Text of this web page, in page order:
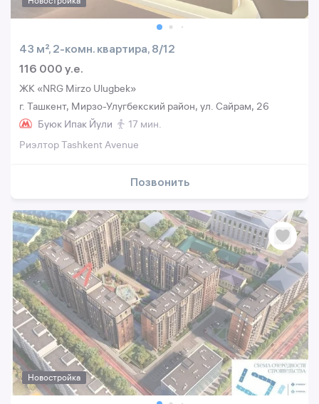
43 м², 2-комн. квартира, 8/12
116 000 y.e.
ЖК «NRG Mirzo Ulugbek»
г. Ташкент, Мирзо-Улугбекский район, ул. Сайрам, 26
Буюк Ипак Йули
17 мин.
Риэлтор Tashkent Avenue
Позвонить
Новостройка